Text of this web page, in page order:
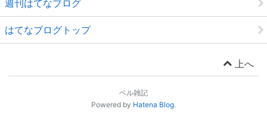
週刊はてなブログ
はてなブログトップ
上へ
ベル雑記
Powered by Hatena Blog.